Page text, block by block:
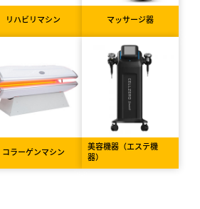
リハビリマシン マッサージ器
コラーゲンマシン
美容機器（エステ機
器）